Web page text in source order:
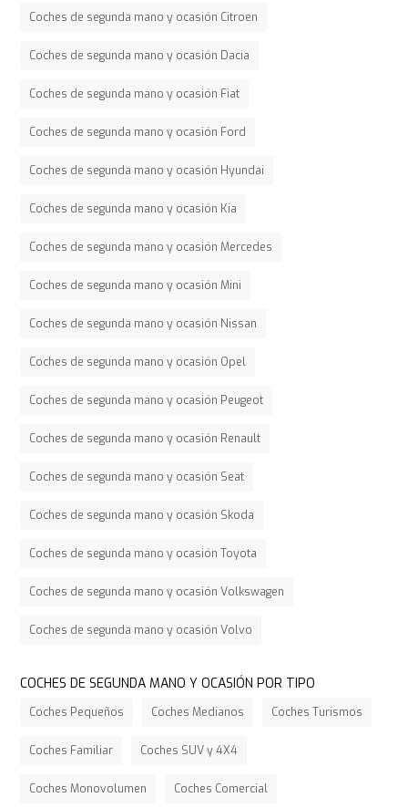
Coches de segunda mano y ocasión Citroen
Coches de segunda mano y ocasión Dacia
Coches de segunda mano y ocasión Fiat
Coches de segunda mano y ocasión Ford
Coches de segunda mano y ocasión Hyundai
Coches de segunda mano y ocasión Kia
Coches de segunda mano y ocasión Mercedes
Coches de segunda mano y ocasión Mini
Coches de segunda mano y ocasión Nissan
Coches de segunda mano y ocasión Opel
Coches de segunda mano y ocasión Peugeot
Coches de segunda mano y ocasión Renault
Coches de segunda mano y ocasión Seat
Coches de segunda mano y ocasión Skoda
Coches de segunda mano y ocasión Toyota
Coches de segunda mano y ocasión Volkswagen
Coches de segunda mano y ocasión Volvo
COCHES DE SEGUNDA MANO Y OCASIÓN POR TIPO
Coches Pequeños Coches Medianos Coches Turismos
Coches Familiar Coches SUV y 4X4
Coches Monovolumen Coches Comercial